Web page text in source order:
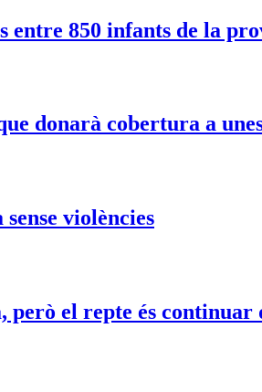
entre 850 infants de la
donarà cobertura a unes
violències
el repte és continuar